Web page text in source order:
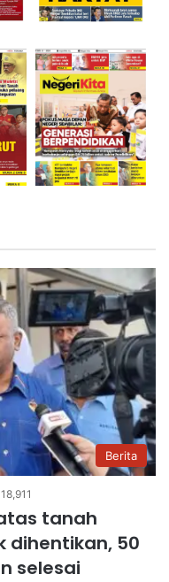
Berita
tanah
dihentikan, 50
selesai